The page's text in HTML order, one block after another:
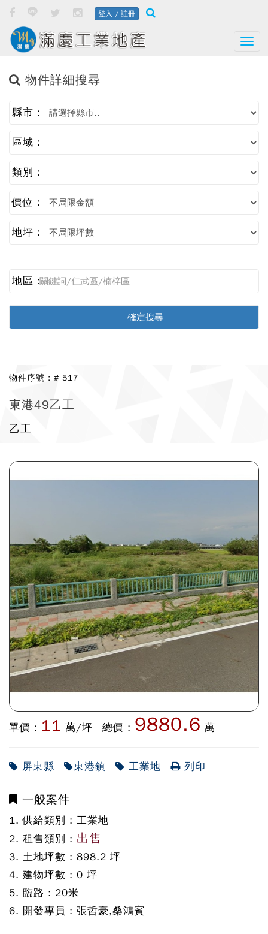
登入 / 註冊
物件詳細搜尋
縣市 :
區域 :
類別 :
價位 :
地坪 :
地區 :
物件序號 : # 517
東港49乙工
乙工
單價 : 11 萬/坪 總價 : 9880.6 萬
屏東縣 東港鎮 工業地 列印
一般案件
1. 供給類別 : 工業地
2. 租售類別 : 出售
3. 土地坪數 : 898.2 坪
4. 建物坪數 : 0 坪
5. 臨路 : 20米
6. 開發專員 : 張哲豪,桑鴻賓